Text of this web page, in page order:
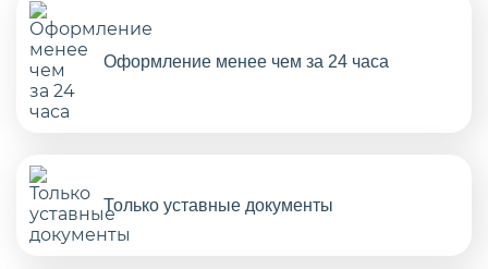
Оформление менее чем за 24 часа
Только уставные документы